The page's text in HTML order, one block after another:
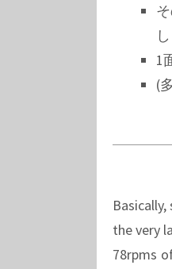
1
(
the very
78rpms